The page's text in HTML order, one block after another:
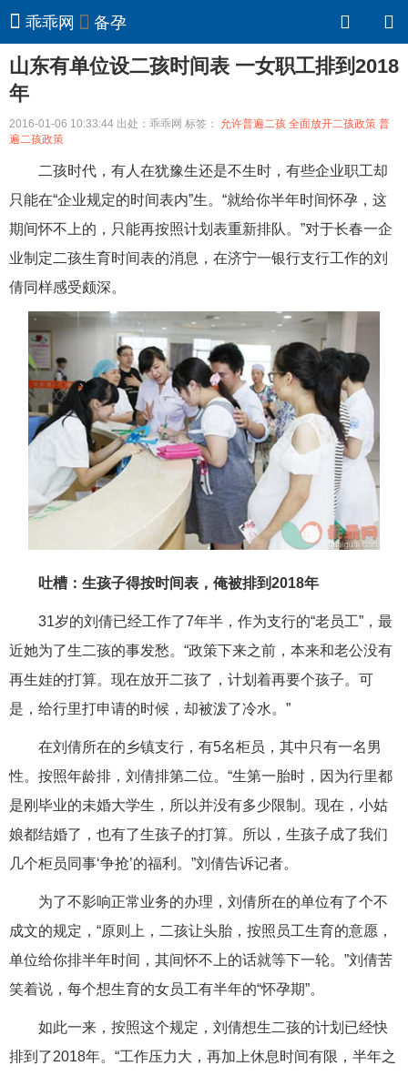
乖乖网 备孕
山东有单位设二孩时间表 一女职工排到2018
年
2016-01-06 10:33:44 出处：乖乖网 标签： 允许普遍二孩 全面放开二孩政策 普
遍二孩政策
二孩时代，有人在犹豫生还是不生时，有些企业职工却
只能在“企业规定的时间表内”生。“就给你半年时间怀孕，这
期间怀不上的，只能再按照计划表重新排队。”对于长春一企
业制定二孩生育时间表的消息，在济宁一银行支行工作的刘
倩同样感受颇深。
吐槽：生孩子得按时间表，俺被排到2018年
31岁的刘倩已经工作了7年半，作为支行的“老员工”，最
近她为了生二孩的事发愁。“政策下来之前，本来和老公没有
再生娃的打算。现在放开二孩了，计划着再要个孩子。可
是，给行里打申请的时候，却被泼了冷水。”
在刘倩所在的乡镇支行，有5名柜员，其中只有一名男
性。按照年龄排，刘倩排第二位。“生第一胎时，因为行里都
是刚毕业的未婚大学生，所以并没有多少限制。现在，小姑
娘都结婚了，也有了生孩子的打算。所以，生孩子成了我们
几个柜员同事‘争抢’的福利。”刘倩告诉记者。
为了不影响正常业务的办理，刘倩所在的单位有了个不
成文的规定，“原则上，二孩让头胎，按照员工生育的意愿，
单位给你排半年时间，其间怀不上的话就等下一轮。”刘倩苦
笑着说，每个想生育的女员工有半年的“怀孕期”。
如此一来，按照这个规定，刘倩想生二孩的计划已经快
排到了2018年。“工作压力大，再加上休息时间有限，半年之